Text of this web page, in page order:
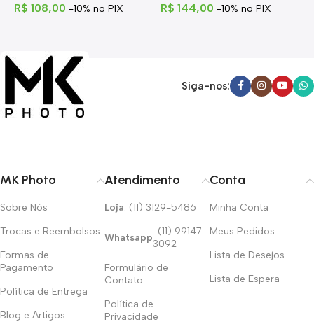
R$ 108,00 -10% no PIX R$ 144,00 -10% no PIX
Siga-nos:
MK Photo
Sobre Nós
Trocas e Reembolsos
Formas de
Pagamento
Política de Entrega
Blog e Artigos
Atendimento
Loja: (11) 3129-5486
Whatsapp
: (11) 99147-
3092
Formulário de
Contato
Política de
Privacidade
Conta
Minha Conta
Meus Pedidos
Lista de Desejos
Lista de Espera